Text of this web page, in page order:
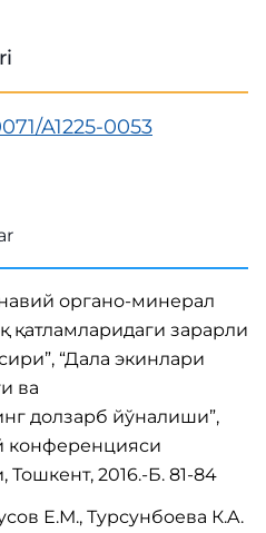
A1225-0053
органо-минерал
қатламларидаги зарарли
“Дала экинлари
ва
долзарб йўналиши”,
конференцияси
2016.-Б. 81-84
Е.М., Тypсyнбoевa К.A.